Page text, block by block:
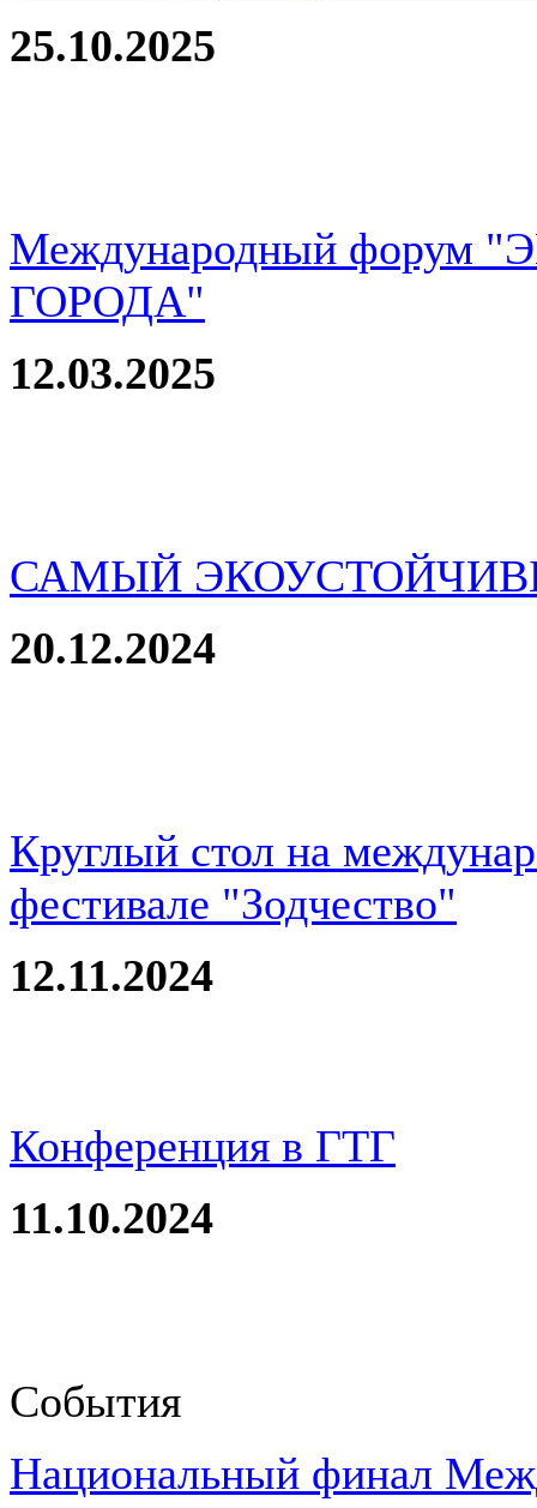
25.10.2025
Международный
ГОРОДА"
12.03.2025
САМЫЙ
20.12.2024
Круглый стол на
фестивале "Зодчество"
12.11.2024
Конференция в ГТГ
11.10.2024
События
Национальный финал